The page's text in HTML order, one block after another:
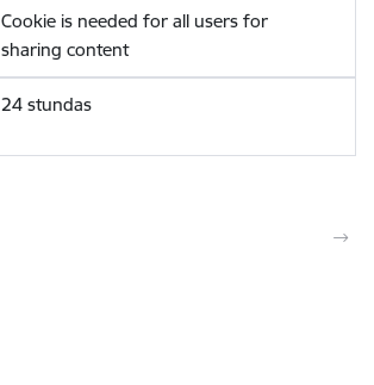
Cookie is needed for all users for
sharing content
24 stundas